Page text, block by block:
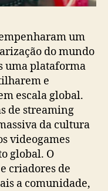
um
do mundo
uma plataforma
e
escala global.
de streaming
da cultura
videogames
global. O
criadores de
a comunidade,